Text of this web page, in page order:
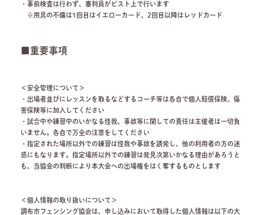
・事前検査は行わず、審判員がピスト上で行います
※用具の不備は1回目はイエローカード、2回目以降はレッドカード
■重要事項
＜安全管理について＞
・出場者並びにレッスンを取るなどするコーチ等は各自で個人賠償保険、傷
害保険等に加入してください
・試合中や練習中のいかなる怪我、事故等に関しての責任は主催者は一切負
いません。各自で万全の注意をしてください
・指定された場所以外での練習は怪我や事故を誘発し、他の利用者の方の迷
惑にもなります。指定場所以外での練習は発見次第いかなる理由があろうと
も、当協会の判断により本大会への出場権をはく奪するものとします
＜個人情報の取り扱いについて＞
調布市フェンシング協会は、申し込みにおいて取得した個人情報は以下の大